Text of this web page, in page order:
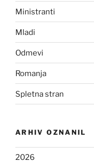
Ministranti
Mladi
Odmevi
Romanja
Spletna stran
ARHIV OZNANIL
2026